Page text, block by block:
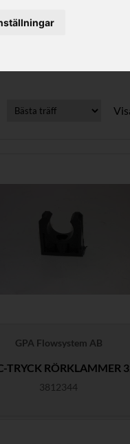
GPA Flowsystem AB
TRYCK RÖRKLAMMER
3812344